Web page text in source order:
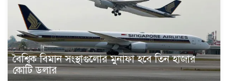
বৈশ্বিক বিমান সংস্থাগুলোর মুনাফা হবে তিন হাজার
কোটি ডলার